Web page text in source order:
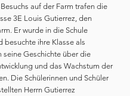
auf der Farm trafen die
3E Louis Gutierrez, den
Er wurde in die Schule
besuchte ihre Klasse als
seine Geschichte über die
und das Wachstum der
Die Schülerinnen und Schüler
Herrn Gutierrez